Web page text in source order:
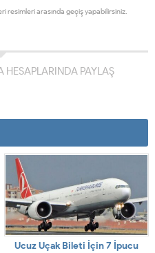
resimleri arasında geçiş yapabilirsiniz.
HESAPLARINDA PAYLAŞ
Ucuz Uçak Bileti İçin 7 İpucu